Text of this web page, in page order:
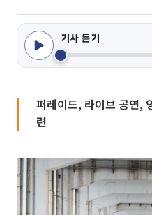
기사 듣기
퍼레이드, 라이브 공연,
련